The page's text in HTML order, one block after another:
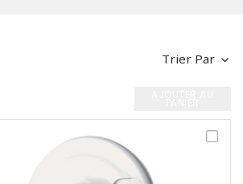
Trier Par